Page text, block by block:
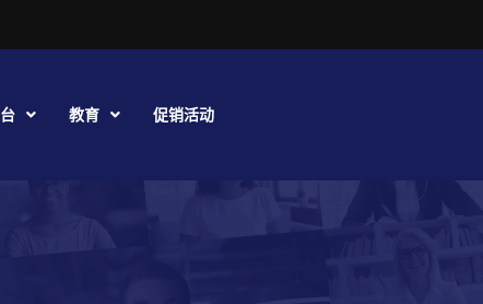
教育 促销活动